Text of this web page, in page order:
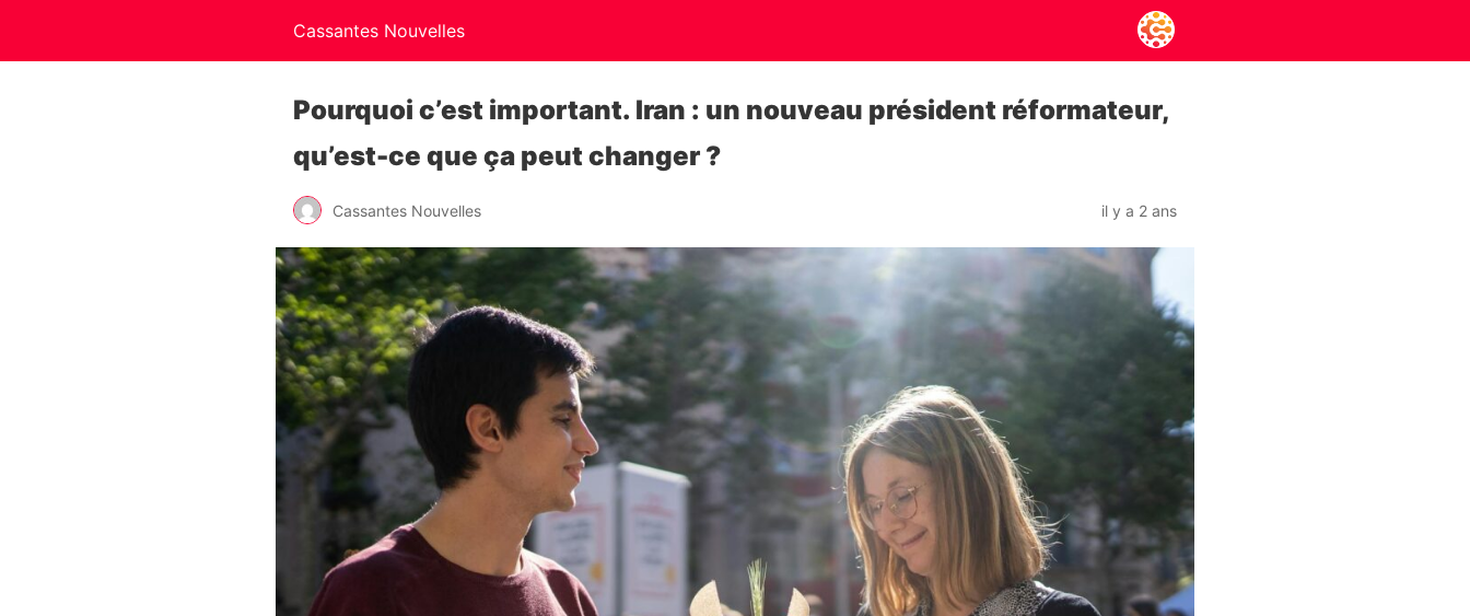
Cassantes Nouvelles
Pourquoi c’est important. Iran : un nouveau président réformateur,
qu’est-ce que ça peut changer ?
Cassantes Nouvelles il y a 2 ans